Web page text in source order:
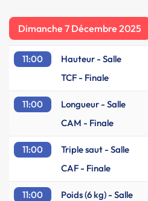
Dimanche 7 Décembre 2025
11:00 Hauteur - Salle
TCF - Finale
11:00 Longueur - Salle
CAM - Finale
11:00 Triple saut - Salle
CAF - Finale
11:00 Poids (6 kg) - Salle